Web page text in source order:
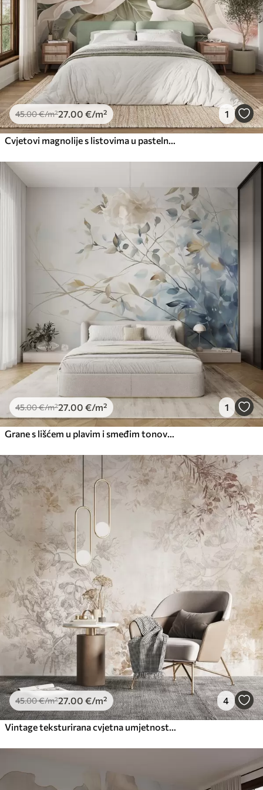
Premium vinil
.67 40.00 €/m²
Peel and Stick
81.6749.00 € /m²
45.00€/m²27.00 €/m² 1
Cvjetovi magnolije s listovima u pastelnim bojama, bijelim, ružičastim i zelenim, mekim, nježnim, akvarel stilom
45.00€/m²27.00 €/m² 1
Grane s lišćem u plavim i smeđim tonovima, svijetla pozadina, mekana i nježna, stil akvarela
45.00€/m²27.00 €/m² 4
Vintage teksturirana cvjetna umjetnost s ilustracijama nježnog vrtnog cvijeća i lišća u stilu crtanja, mekim pastelnim bež i sepia tonovima